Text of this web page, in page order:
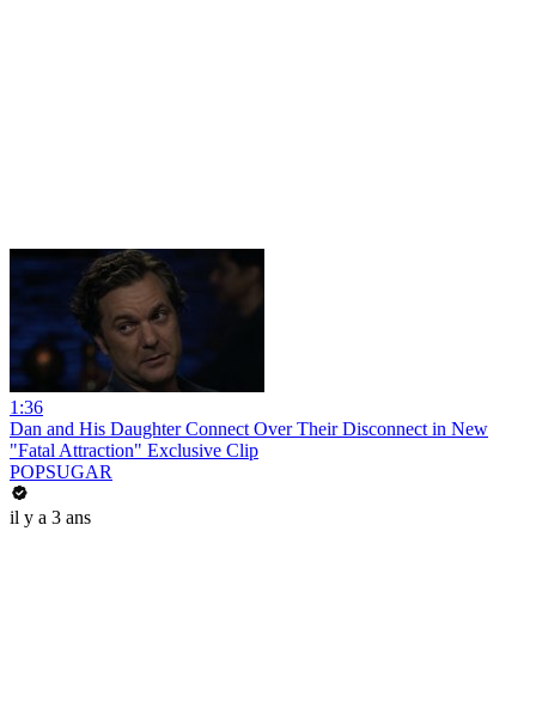
1:36
Dan and His Daughter Connect Over Their Disconnect in New
"Fatal Attraction" Exclusive Clip
POPSUGAR
il y a 3 ans